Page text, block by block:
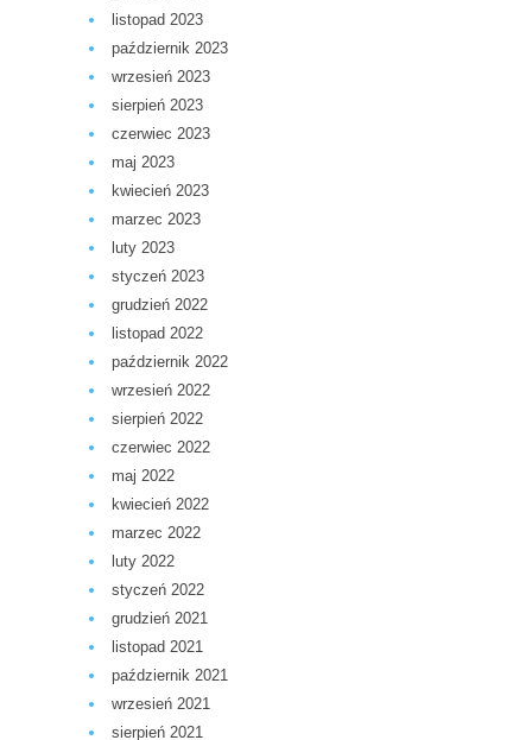
listopad 2023
październik 2023
wrzesień 2023
sierpień 2023
czerwiec 2023
maj 2023
kwiecień 2023
marzec 2023
luty 2023
styczeń 2023
grudzień 2022
listopad 2022
październik 2022
wrzesień 2022
sierpień 2022
czerwiec 2022
maj 2022
kwiecień 2022
marzec 2022
luty 2022
styczeń 2022
grudzień 2021
listopad 2021
październik 2021
wrzesień 2021
sierpień 2021